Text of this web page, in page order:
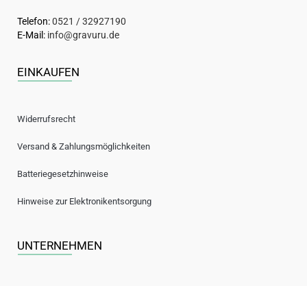
Telefon:0521 / 32927190
E-Mail: info@gravuru.de
EINKAUFEN
Widerrufsrecht
Versand & Zahlungsmöglichkeiten
Batteriegesetzhinweise
Hinweise zur Elektronikentsorgung
UNTERNEHMEN